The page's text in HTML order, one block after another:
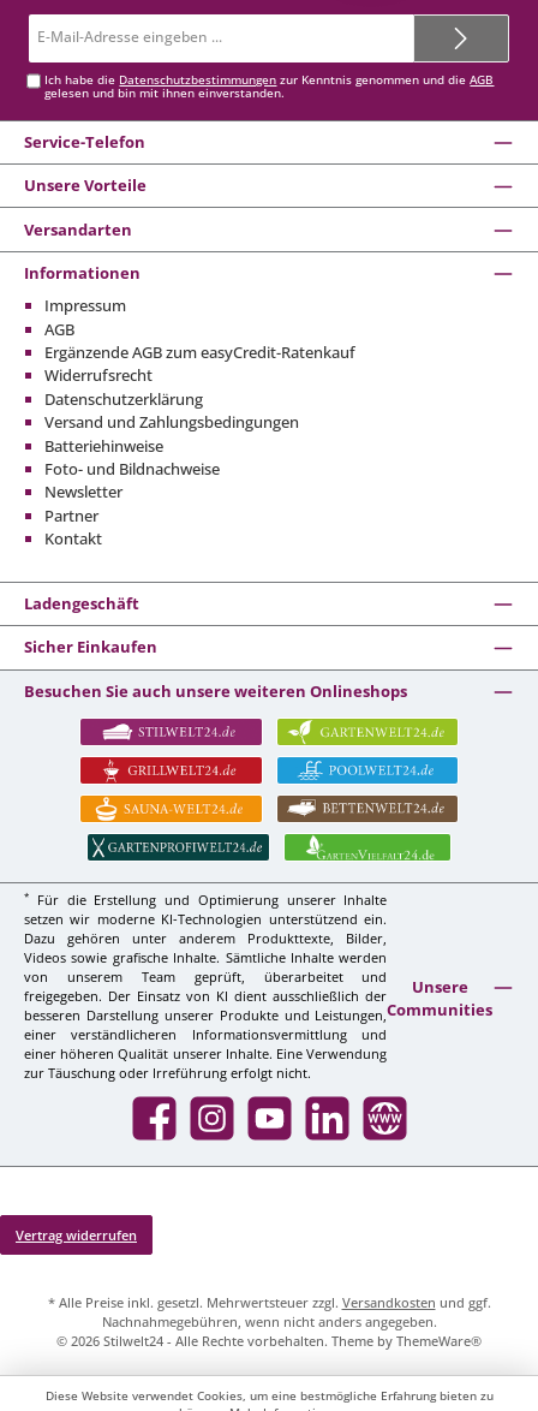
Mail-
Ich habe die Datenschutzbestimmungen zur Kenntnis genommen und dieAGB
gelesen und bin mit ihnen einverstanden.
Service-Telefon
Unsere Vorteile
Versandarten
Informationen
Impressum
AGB
Ergänzende AGB zum easyCredit-Ratenkauf
Widerrufsrecht
Datenschutzerklärung
Versand und Zahlungsbedingungen
Batteriehinweise
Foto- und Bildnachweise
Newsletter
Partner
Kontakt
Ladengeschäft
Sicher Einkaufen
Besuchen Sie auch unsere weiteren Onlineshops
*
Für die Erstellung und Optimierung unserer Inhalte
setzen wir moderne KI-Technologien unterstützend ein.
Dazu gehören unter anderem Produkttexte, Bilder,
Videos sowie grafische Inhalte. Sämtliche Inhalte werden
von unserem Team geprüft, überarbeitet und
freigegeben. Der Einsatz von KI dient ausschließlich der
besseren Darstellung unserer Produkte und Leistungen,
einer verständlicheren Informationsvermittlung und
einer höheren Qualität unserer Inhalte. Eine Verwendung
zur Täuschung oder Irreführung erfolgt nicht.
Unsere
Communities
Facebook InstagramYouTube LinkedIn Website
Vertrag widerrufen
* Alle Preise inkl. gesetzl. Mehrwertsteuer zzgl. Versandkosten und ggf.
Nachnahmegebühren, wenn nicht anders angegeben.
© 2026 Stilwelt24 - Alle Rechte vorbehalten. Theme by ThemeWare®
Diese Website verwendet Cookies, um eine bestmögliche Erfahrung bieten zu